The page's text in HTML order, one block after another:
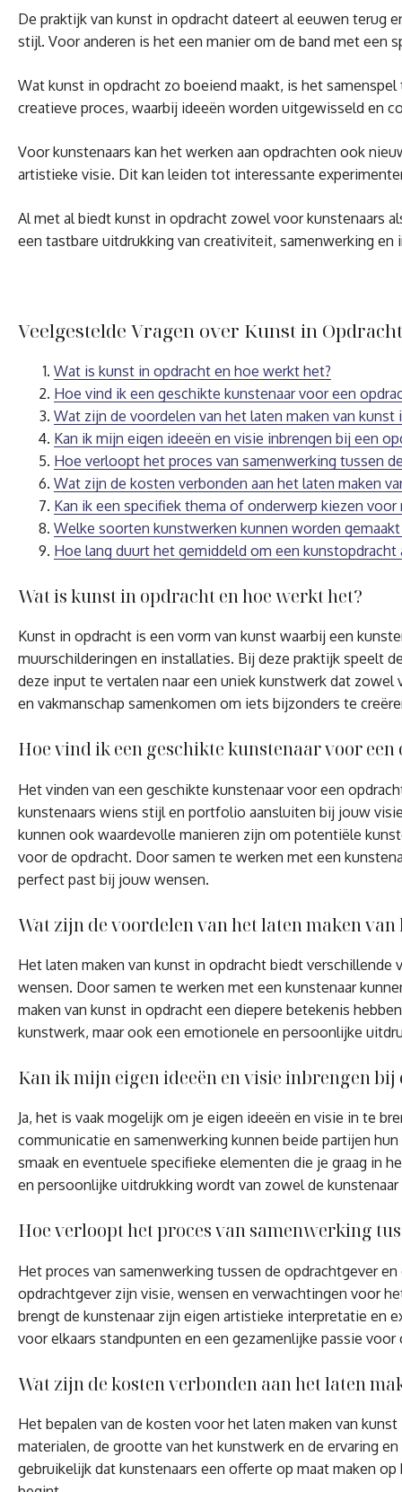
De praktijk van kunst in opdracht dateert al eeuwen terug
stijl. Voor anderen is het een manier om de band met een
Wat kunst in opdracht zo boeiend maakt, is het
creatieve proces, waarbij ideeën worden uitgewisseld en
Voor kunstenaars kan het werken aan opdrachten ook
artistieke visie. Dit kan leiden tot interessante
Al met al biedt kunst in opdracht zowel voor kunstenaars
een tastbare uitdrukking van creativiteit, samenwerking en
Veelgestelde Vragen over Kunst in
Wat is kunst in opdracht en hoe werkt het?
Hoe vind ik een geschikte kunstenaar voor een
Wat zijn de voordelen van het laten maken van kunst
Kan ik mijn eigen ideeën en visie inbrengen bij een
Hoe verloopt het proces van samenwerking tussen
Wat zijn de kosten verbonden aan het laten maken
Kan ik een specifiek thema of onderwerp kiezen
Welke soorten kunstwerken kunnen worden
Hoe lang duurt het gemiddeld om een kunstopdracht
Wat is kunst in opdracht en hoe werkt het?
Kunst in opdracht is een vorm van kunst waarbij een
muurschilderingen en installaties. Bij deze praktijk speelt
deze input te vertalen naar een uniek kunstwerk dat
en vakmanschap samenkomen om iets bijzonders te
Hoe vind ik een geschikte kunstenaar voor
Het vinden van een geschikte kunstenaar voor een
kunstenaars wiens stijl en portfolio aansluiten bij jouw
kunnen ook waardevolle manieren zijn om potentiële
voor de opdracht. Door samen te werken met een
perfect past bij jouw wensen.
Wat zijn de voordelen van het laten maken
Het laten maken van kunst in opdracht biedt
wensen. Door samen te werken met een kunstenaar
maken van kunst in opdracht een diepere betekenis
kunstwerk, maar ook een emotionele en persoonlijke
Kan ik mijn eigen ideeën en visie inbrengen
Ja, het is vaak mogelijk om je eigen ideeën en visie in te
communicatie en samenwerking kunnen beide partijen
smaak en eventuele specifieke elementen die je graag in
en persoonlijke uitdrukking wordt van zowel de kunstenaar
Hoe verloopt het proces van samenwerking
Het proces van samenwerking tussen de opdrachtgever
opdrachtgever zijn visie, wensen en verwachtingen voor
brengt de kunstenaar zijn eigen artistieke interpretatie en
voor elkaars standpunten en een gezamenlijke passie
Wat zijn de kosten verbonden aan het laten
Het bepalen van de kosten voor het laten maken van
materialen, de grootte van het kunstwerk en de ervaring
gebruikelijk dat kunstenaars een offerte op maat maken